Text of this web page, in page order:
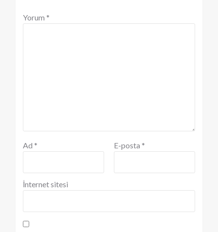
Yorum *
Ad * E-posta *
İnternet sitesi